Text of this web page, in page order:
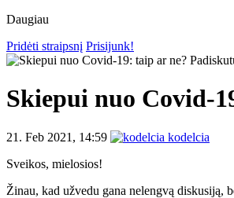
Daugiau
Pridėti straipsnį Prisijunk!
Skiepui nuo Covid-
21. Feb 2021, 14:59
kodelcia
Sveikos, mielosios!
Žinau, kad užvedu gana nelengvą diskusiją,